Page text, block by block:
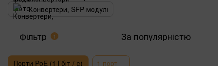
Конвертери, SFP модулі
Фільтр 1 За популярністю
Порти PoE (1 Гбіт / с) 1 порт